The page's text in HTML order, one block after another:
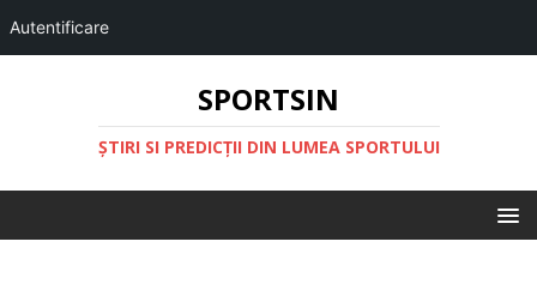
Autentificare
SPORTSIN
ŞTIRI SI PREDICŢII DIN LUMEA SPORTULUI